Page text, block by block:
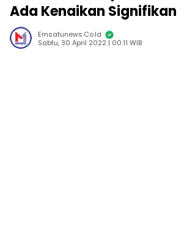
Ada Kenaikan Signifikan
Emsatunews.co.id
Sabtu, 30 April 2022 | 00:11 WIB